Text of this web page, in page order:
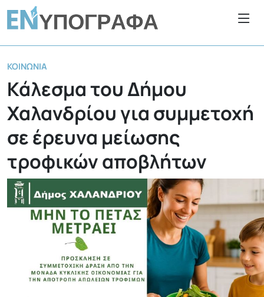
ΚΟΙΝΩΝΊΑ
Κάλεσμα του Δήμου
Χαλανδρίου για συμμετοχή
σε έρευνα μείωσης
τροφικών αποβλήτων